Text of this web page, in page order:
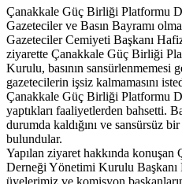
Çanakkale Güç Birliği Platformu
Gazeteciler ve Basın Bayramı
Gazeteciler Cemiyeti Başkanı
ziyarette Çanakkale Güç Birliği
Kurulu, basının sansürlenmemesi
gazetecilerin işsiz kalmamasını
Çanakkale Güç Birliği Platformu
yaptıkları faaliyetlerden bahsetti.
durumda kaldığını ve sansürsüz
bulundular.
Yapılan ziyaret hakkında
Derneği Yönetimi Kurulu